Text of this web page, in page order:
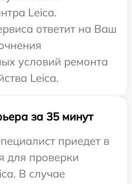
Leica.
ответит на Ваш
условий ремонта
Leica.
за 35 минут
приедет в
для проверки
В случае